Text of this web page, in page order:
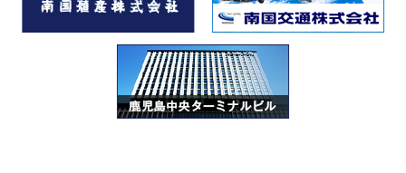
かごっまふるさと屋台村 出店者18店舗決定のお知らせ
（2022.07.22オープン）
>>詳細はこちら